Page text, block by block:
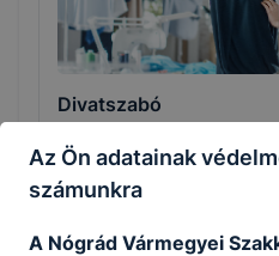
Divatszabó
Kreatív
Az Ön adatainak
számunkra
A Nógrád Vármegyei